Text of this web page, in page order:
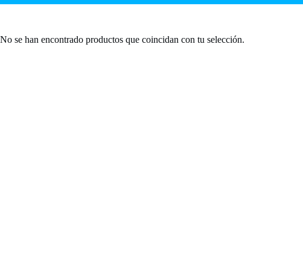
No se han encontrado productos que coincidan con tu selección.